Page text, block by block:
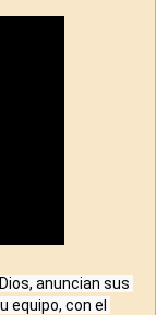
anuncian sus
equipo, con el